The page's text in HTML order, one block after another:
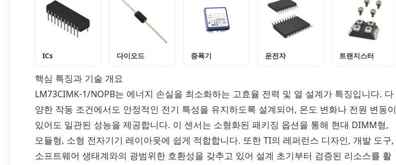
ICs 다이오드 증폭기 운전자 트랜지스터
핵심 특징과 기술 개요
LM73CIMK-1/NOPB는 에너지 손실을 최소화하는 고효율 전력 및 열 설계가 특징입니다. 다
양한 작동 조건에서도 안정적인 전기 특성을 유지하도록 설계되어, 온도 변화나 전원 변동이
있어도 일관된 성능을 제공합니다. 이 센서는 소형화된 패키징 옵션을 통해 현대 DIMM형,
모듈형, 소형 전자기기 레이아웃에 쉽게 적합합니다. 또한 TI의 레퍼런스 디자인, 개발 도구,
소프트웨어 생태계와의 광범위한 호환성을 갖추고 있어 설계 초기부터 검증된 리소스를 활